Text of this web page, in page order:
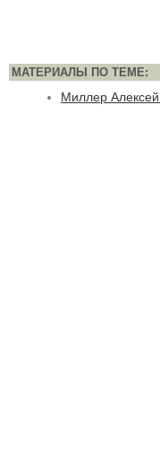
МАТЕРИАЛЫ ПО ТЕМЕ:
Миллер